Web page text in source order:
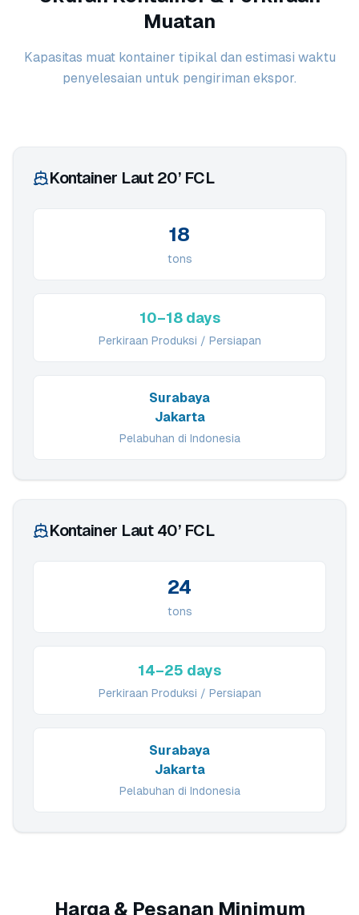
Muatan
Kapasitas muat kontainer tipikal dan estimasi waktu
penyelesaian untuk pengiriman ekspor.
Kontainer Laut 20’ FCL
18
tons
10–18 days
Perkiraan Produksi / Persiapan
Surabaya
Jakarta
Pelabuhan di Indonesia
Kontainer Laut 40’ FCL
24
tons
14–25 days
Perkiraan Produksi / Persiapan
Surabaya
Jakarta
Pelabuhan di Indonesia
Harga & Pesanan Minimum